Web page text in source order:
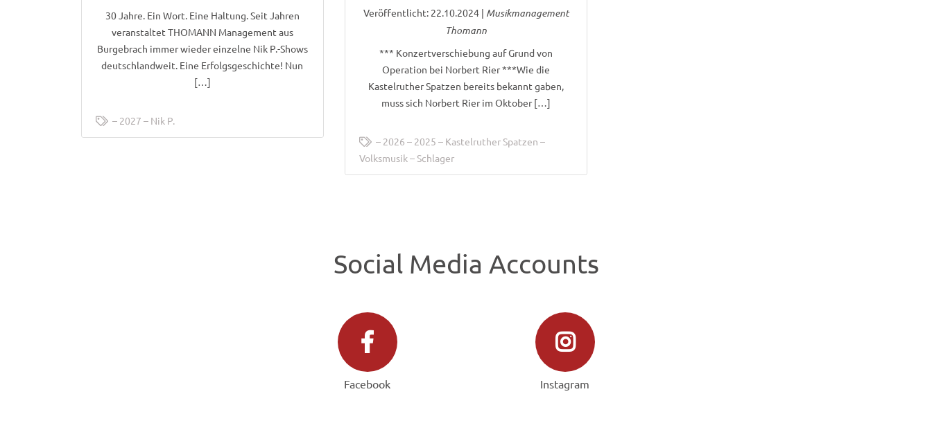
30 Jahre. Ein Wort. Eine Haltung. Seit Jahren
veranstaltet THOMANN Management aus
Burgebrach immer wieder einzelne Nik P.-Shows
deutschlandweit. Eine Erfolgsgeschichte! Nun
[…]
2027 Nik P.
Veröffentlicht: 22.10.2024| Musikmanagement
Thomann
*** Konzertverschiebung auf Grund von
Operation bei Norbert Rier ***Wie die
Kastelruther Spatzen bereits bekannt gaben,
muss sich Norbert Rier im Oktober […]
2026 2025
Kastelruther Spatzen
Volksmusik
Schlager
Social Media Accounts
Facebook Instagram